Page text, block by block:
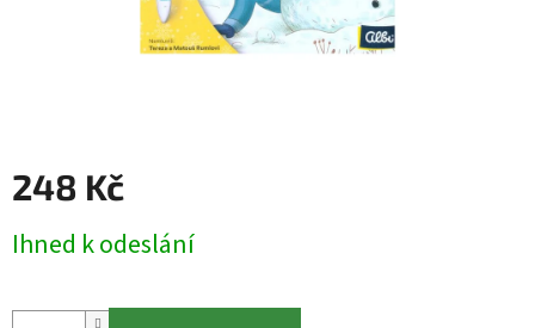
248 Kč
cena:
Ihned k odeslání